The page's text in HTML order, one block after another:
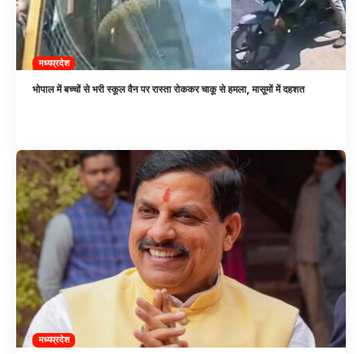
मध्यप्रदेश
भोपाल में बच्चों से भरी स्कूल वैन पर रास्ता रोककर चाकू से हमला, मासूमों में दहशत
मध्यप्रदेश